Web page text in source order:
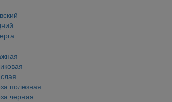
полезная
черная